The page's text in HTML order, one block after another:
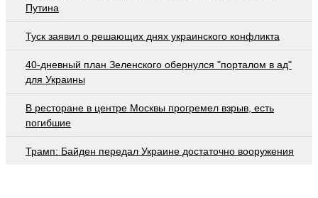
Путина
Туск заявил о решающих днях украинского конфликта
40-дневный план Зеленского обернулся "порталом в ад"
для Украины
В ресторане в центре Москвы прогремел взрыв, есть
погибшие
Трамп: Байден передал Украине достаточно вооружения